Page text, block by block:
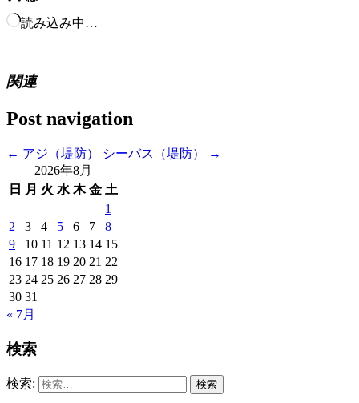
読み込み中…
関連
Post navigation
← アジ（堤防） シーバス（堤防）
→
2026年8月
日
月 火 水 木 金 土
1
2
3 4 5 6 7
8
9
10 11 12 13 14 15
16 17 18 19 20 21 22
23 24 25 26 27 28 29
30 31
« 7月
検索
検索: